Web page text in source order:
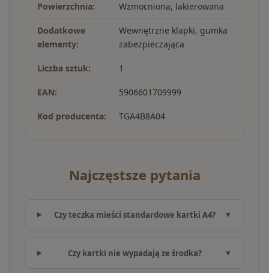
Powierzchnia: Wzmocniona, lakierowana
Dodatkowe
elementy:
Wewnętrzne klapki, gumka
zabezpieczająca
Liczba sztuk: 1
EAN: 5906601709999
Kod producenta: TGA4B8A04
Najczęstsze pytania
Czy teczka mieści standardowe kartki A4?
Czy kartki nie wypadają ze środka?